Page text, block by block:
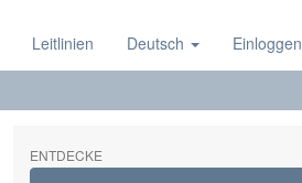
Leitlinien Deutsch Einloggen
ENTDECKE